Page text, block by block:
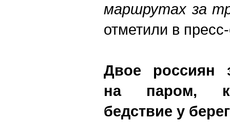
маршрутах за
отметили в
Двое россиян
на паром,
бедствие у